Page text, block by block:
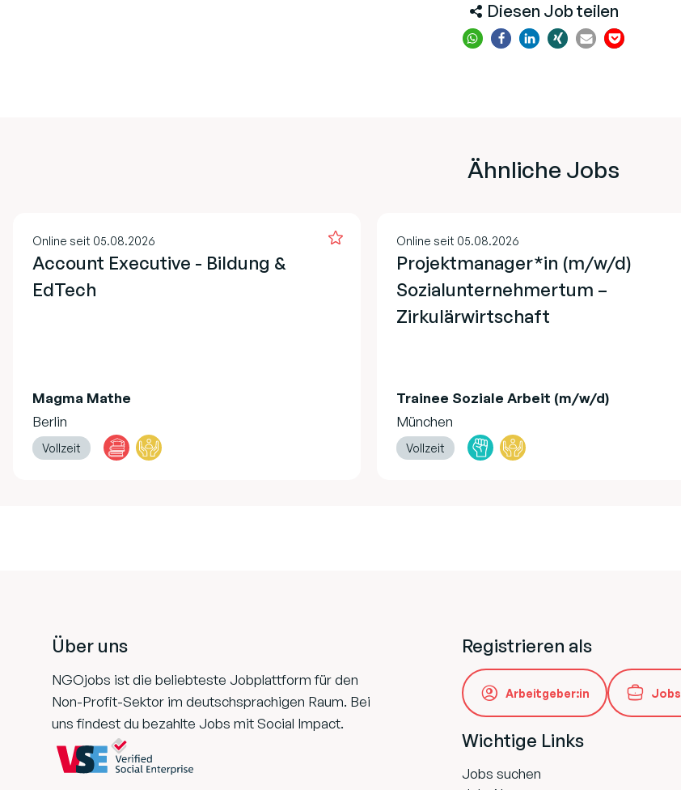
Diesen Job teilen
Ähnliche Jobs
Online seit 05.08.2026
Account Executive - Bildung &
EdTech
Magma Mathe
Berlin
Vollzeit
Online seit 05.08.2026
Projektmanager*in (m/w/d)
Sozialunternehmertum –
Zirkulärwirtschaft
Trainee Soziale Arbeit (m/w/d)
München
Vollzeit
Über uns
NGOjobs ist die beliebteste Jobplattform für den
Non-Profit-Sektor im deutschsprachigen Raum. Bei
uns findest du bezahlte Jobs mit Social Impact.
Registrieren als
Arbeitgeber:in
Wichtige Links
Jobs suchen